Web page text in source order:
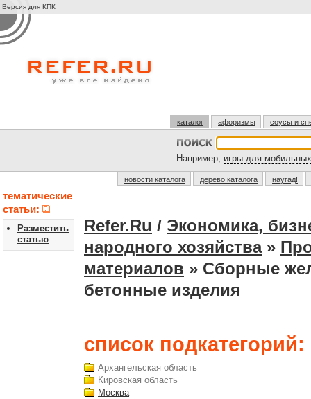
Версия для КПК
каталог афоризмы соусы и
Например, игры для мобильных
новости каталога дерево каталога наугад!
тематические
статьи:
Разместить
статью
Refer.Ru / Экономика,
народного хозяйства»
материалов » Сборные
бетонные изделия
список подкатегорий:
Архангельская область
Кировская область
Москва